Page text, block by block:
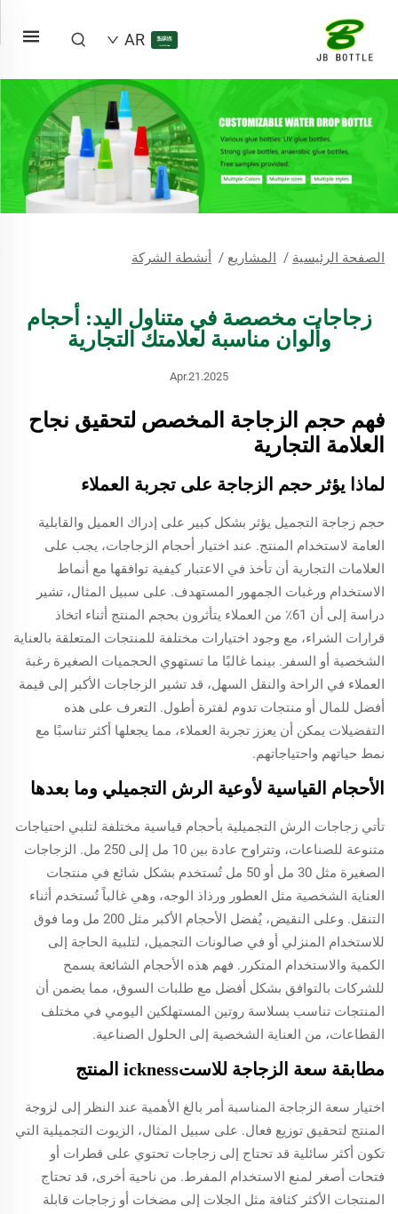
AR
الصفحة الرئيسية / المشاريع / أنشطة الشركة
زجاجات مخصصة في متناول اليد: أحجام
وألوان مناسبة لعلامتك التجارية
Apr.21.2025
فهم حجم الزجاجة المخصص لتحقيق نجاح
العلامة التجارية
لماذا يؤثر حجم الزجاجة على تجربة العملاء
حجم زجاجة التجميل يؤثر بشكل كبير على إدراك العميل والقابلية
العامة لاستخدام المنتج. عند اختيار أحجام الزجاجات، يجب على
العلامات التجارية أن تأخذ في الاعتبار كيفية توافقها مع أنماط
الاستخدام ورغبات الجمهور المستهدف. على سبيل المثال، تشير
دراسة إلى أن 61٪ من العملاء يتأثرون بحجم المنتج أثناء اتخاذ
قرارات الشراء، مع وجود اختيارات مختلفة للمنتجات المتعلقة بالعناية
الشخصية أو السفر. بينما غالبًا ما تستهوي الحجميات الصغيرة رغبة
العملاء في الراحة والنقل السهل، قد تشير الزجاجات الأكبر إلى قيمة
أفضل للمال أو منتجات تدوم لفترة أطول. التعرف على هذه
التفضيلات يمكن أن يعزز تجربة العملاء، مما يجعلها أكثر تناسبًا مع
نمط حياتهم واحتياجاتهم.
الأحجام القياسية لأوعية الرش التجميلي وما بعدها
تأتي زجاجات الرش التجميلية بأحجام قياسية مختلفة لتلبي احتياجات
متنوعة للصناعات، وتتراوح عادة بين 10 مل إلى 250 مل. الزجاجات
الصغيرة مثل 30 مل أو 50 مل تُستخدم بشكل شائع في منتجات
العناية الشخصية مثل العطور ورذاذ الوجه، وهي غالباً تُستخدم أثناء
التنقل. وعلى النقيض، يُفضل الأحجام الأكبر مثل 200 مل وما فوق
للاستخدام المنزلي أو في صالونات التجميل، لتلبية الحاجة إلى
الكمية والاستخدام المتكرر. فهم هذه الأحجام الشائعة يسمح
للشركات بالتوافق بشكل أفضل مع طلبات السوق، مما يضمن أن
المنتجات تناسب بسلاسة روتين المستهلكين اليومي في مختلف
القطاعات، من العناية الشخصية إلى الحلول الصناعية.
مطابقة سعة الزجاجة للاستickness المنتج
اختيار سعة الزجاجة المناسبة أمر بالغ الأهمية عند النظر إلى لزوجة
المنتج لتحقيق توزيع فعال. على سبيل المثال، الزيوت التجميلية التي
تكون أكثر سائلية قد تحتاج إلى زجاجات تحتوي على قطرات أو
فتحات أصغر لمنع الاستخدام المفرط. من ناحية أخرى، قد تحتاج
المنتجات الأكثر كثافة مثل الجلات إلى مضخات أو زجاجات قابلة